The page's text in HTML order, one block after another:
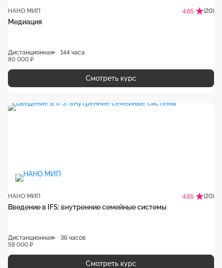
НАНО МИП 4.65 (20)
Медиация
Дистанционная
144 часа
80 000 ₽
Смотреть курс
НАНО МИП 4.65 (20)
Введение в IFS: внутренние семейные системы
Дистанционная
36 часов
58 000 ₽
Смотреть курс